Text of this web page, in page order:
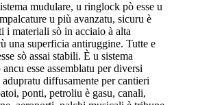
mudulare, u ringlock pò esse u
u più avanzatu, sicuru è
i materiali sò in acciaio à alta
una superficia antiruggine. Tutte e
sò assai stabili. È u sistema
esse assemblatu per diversi
diffusamente per cantieri
ponti, petroliu è gasu, canali,